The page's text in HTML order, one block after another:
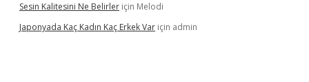
Sesin Kalitesini Ne Belirler için Melodi
Japonyada Kaç Kadın Kaç Erkek Var için admin